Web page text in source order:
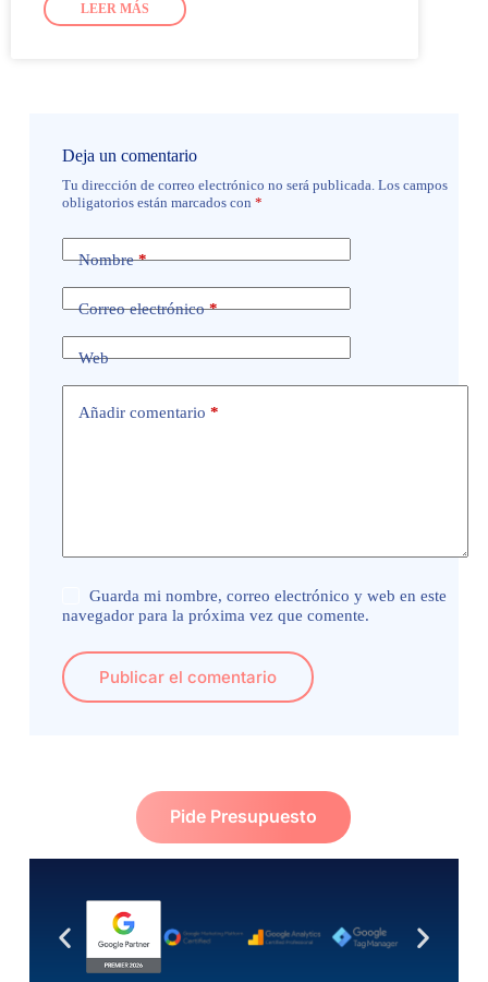
LEER MÁS
Deja un comentario
Tu dirección de correo electrónico no será publicada. Los campos
obligatorios están marcados con *
Nombre*
Correo electrónico*
Web
Añadir comentario *
Guarda mi nombre, correo electrónico y web en este
navegador para la próxima vez que comente.
Publicar el comentario
Pide Presupuesto